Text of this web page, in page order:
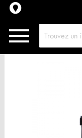
Pièces détachées